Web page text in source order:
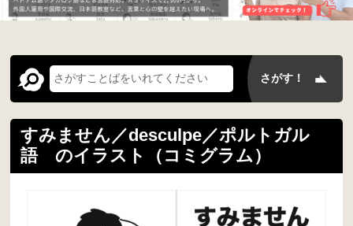
すみません／desculpe／ポルトガル
語 のイラスト（コミグラム）